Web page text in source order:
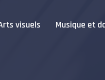
visuels Musique et